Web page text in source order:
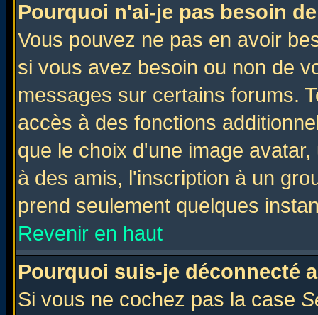
Pourquoi n'ai-je pas besoin
Vous pouvez ne pas en avoir
si vous avez besoin ou non de
messages sur certains forums.
accès à des fonctions
que le choix d'une image
à des amis, l'inscription à un
prend seulement quelques
Revenir en haut
Pourquoi suis-je déconnecté
Si vous ne cochez pas la case